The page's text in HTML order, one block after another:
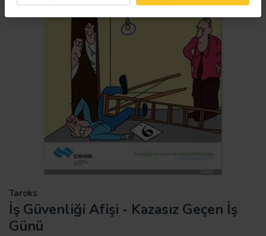
Taroks
İş Güvenliği Afişi - Kazasız Geçen İş
Günü